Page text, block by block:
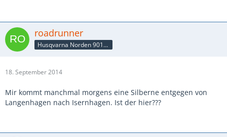
roadrunner
Husqvarna Norden 901/MT10SP
18. September 2014
Mir kommt manchmal morgens eine Silberne entgegen von
Langenhagen nach Isernhagen. Ist der hier???